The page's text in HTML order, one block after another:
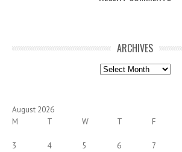
ARCHIVES
Archives
August 2026
M
T W T F
3
4 5 6 7